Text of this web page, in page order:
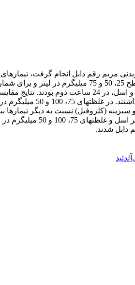
(کلروفیل) نسبت به دیگر تیمارها
در طی دورۀ پس از برداشت
دابل شدند.